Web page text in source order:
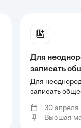
Для
записать
выписать
условию ;
Для
записать
начальному
проверку.
30 апреля
Высшая